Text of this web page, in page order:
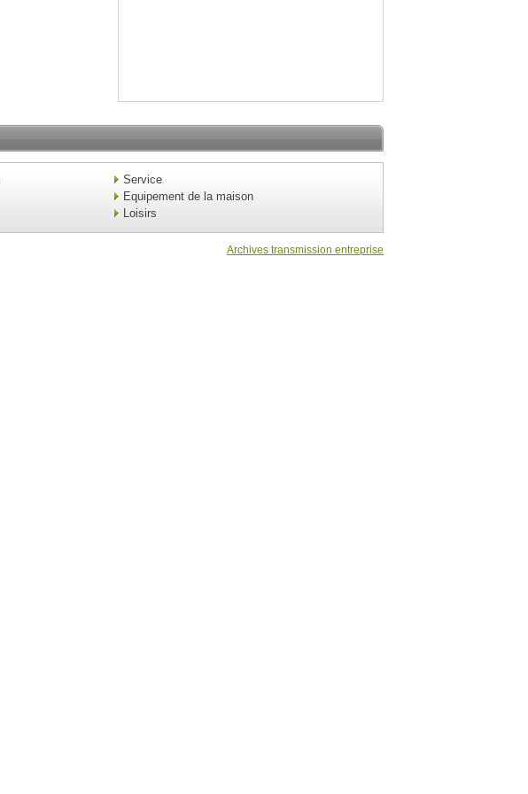
Service
Equipement de la maison
Loisirs
Archives transmission entreprise